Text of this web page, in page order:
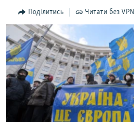
навігації
Перейти
до
пошуку
БЛОГИ
ПОГЛЯД
ІНТЕРВ'Ю
ВСЕ ЗА ДЕНЬ
СПЕЦПРОЕКТИ
ДЕПОРТАЦІЯ
ВІДЕОУРОКИ «ELIFBE»
ЯК ОБІЙТИ БЛОКУВАННЯ
Поділитись Читати без VPN